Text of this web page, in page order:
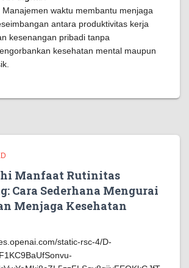
Manajemen waktu membantu menjaga
antara produktivitas kerja
kesenangan pribadi tanpa
kesehatan mental maupun
Manfaat Rutinitas
Cara Sederhana Mengurai
Menjaga Kesehatan